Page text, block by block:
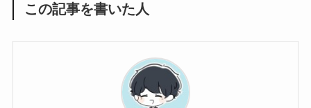
この記事を書いた人